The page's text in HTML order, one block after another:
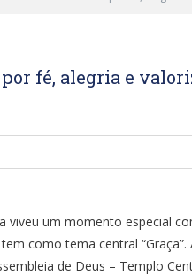
fé, alegria e
viveu um momento especial
como tema central
de Deus – Templo